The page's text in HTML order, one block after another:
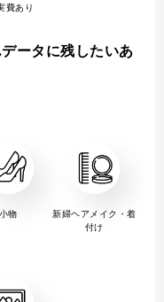
費あり
ータに残したいあ
小物
新婦ヘアメイク・着
付け